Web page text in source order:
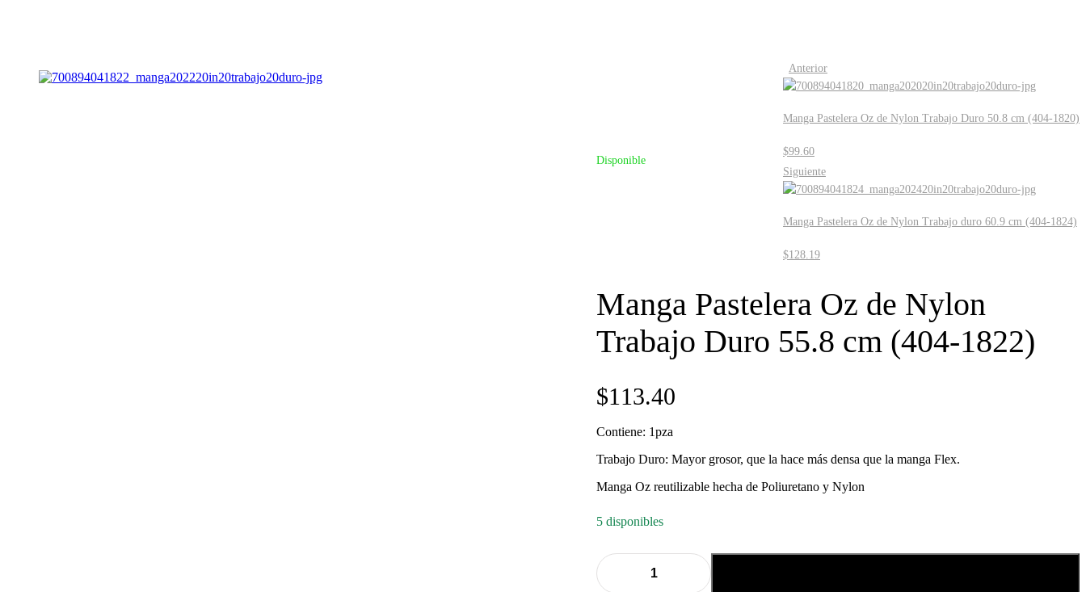
Disponible
Anterior
Manga Pastelera Oz de Nylon Trabajo Duro 50.8 cm (404-1820)
$99.60
Siguiente
Manga Pastelera Oz de Nylon Trabajo duro 60.9 cm (404-1824)
$128.19
Manga Pastelera Oz de Nylon
Trabajo Duro 55.8 cm (404-1822)
$113.40
Contiene: 1pza
Trabajo Duro: Mayor grosor, que la hace más densa que la manga Flex.
Manga Oz reutilizable hecha de Poliuretano y Nylon
5 disponibles
Quantity: